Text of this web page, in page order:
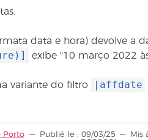
data e hora) devolve a
exibe "10 março 2022
variante do filtro |affdate
Porto Publié le : 09/03/25 Mis